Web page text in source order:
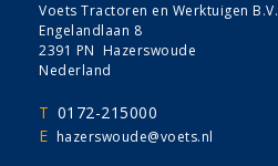
Voets Tractoren en Werktuigen B.V.
Engelandlaan 8
2391 PN Hazerswoude
Nederland
T 0172-215000
E hazerswoude@voets.nl